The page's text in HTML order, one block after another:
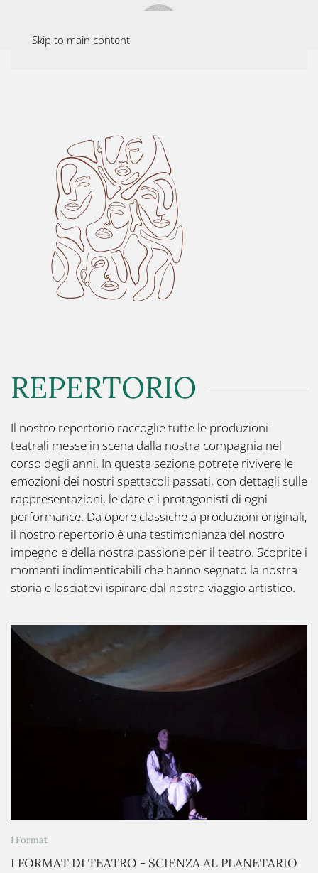
Skip to main content
REPERTORIO
Il nostro repertorio raccoglie tutte le produzioni
teatrali messe in scena dalla nostra compagnia nel
corso degli anni. In questa sezione potrete rivivere le
emozioni dei nostri spettacoli passati, con dettagli sulle
rappresentazioni, le date e i protagonisti di ogni
performance. Da opere classiche a produzioni originali,
il nostro repertorio è una testimonianza del nostro
impegno e della nostra passione per il teatro. Scoprite i
momenti indimenticabili che hanno segnato la nostra
storia e lasciatevi ispirare dal nostro viaggio artistico.
I Format
I FORMAT DI TEATRO - SCIENZA AL PLANETARIO